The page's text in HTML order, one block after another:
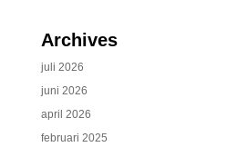
Archives
juli 2026
juni 2026
april 2026
februari 2025